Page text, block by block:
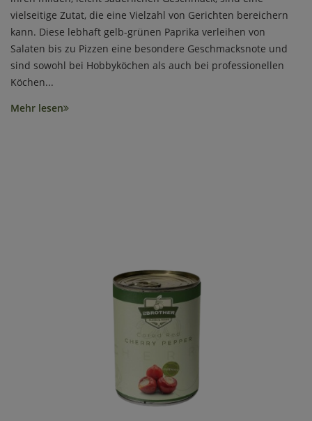
vielseitige Zutat, die eine Vielzahl von Gerichten bereichern
kann. Diese lebhaft gelb-grünen Paprika verleihen von
Salaten bis zu Pizzen eine besondere Geschmacksnote und
sind sowohl bei Hobbyköchen als auch bei professionellen
Köchen...
Mehr lesen